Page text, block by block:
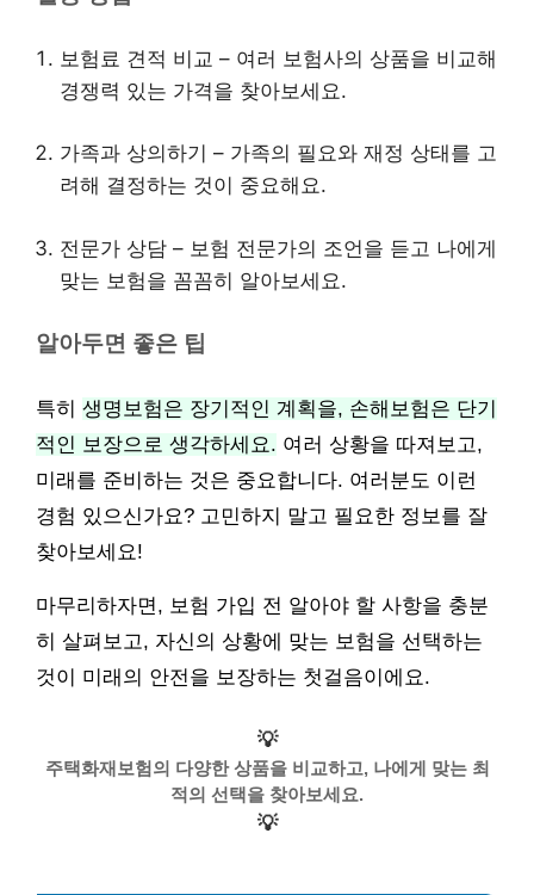
보험료 견적 비교 – 여러 보험사의 상품을 비교해
경쟁력 있는 가격을 찾아보세요.
가족과 상의하기 – 가족의 필요와 재정 상태를 고
려해 결정하는 것이 중요해요.
전문가 상담 – 보험 전문가의 조언을 듣고 나에게
맞는 보험을 꼼꼼히 알아보세요.
알아두면 좋은 팁
특히 생명보험은 장기적인 계획을, 손해보험은 단기
적인 보장으로 생각하세요. 여러 상황을 따져보고,
미래를 준비하는 것은 중요합니다. 여러분도 이런
경험 있으신가요? 고민하지 말고 필요한 정보를 잘
찾아보세요!
마무리하자면, 보험 가입 전 알아야 할 사항을 충분
히 살펴보고, 자신의 상황에 맞는 보험을 선택하는
것이 미래의 안전을 보장하는 첫걸음이에요.
💡
주택화재보험의 다양한 상품을 비교하고, 나에게 맞는 최
적의 선택을 찾아보세요.
💡